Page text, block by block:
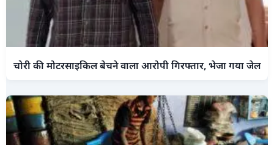
चोरी की मोटरसाइकिल बेचने वाला आरोपी गिरफ्तार, भेजा गया जेल